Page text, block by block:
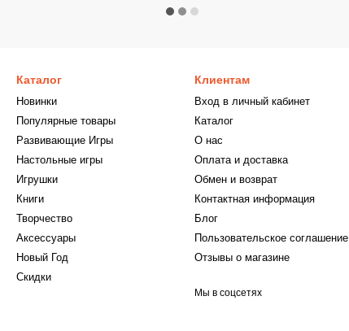
Каталог
Новинки
Популярные товары
Развивающие Игры
Настольные игры
Игрушки
Книги
Творчество
Аксессуары
Новый Год
Скидки
Клиентам
Вход в личный кабинет
Каталог
О нас
Оплата и доставка
Обмен и возврат
Контактная информация
Блог
Пользовательское соглашение
Отзывы о магазине
Мы в соцсетях